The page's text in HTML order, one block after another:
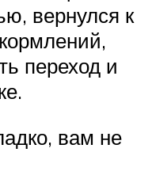
вернулся к
переход и
вам не